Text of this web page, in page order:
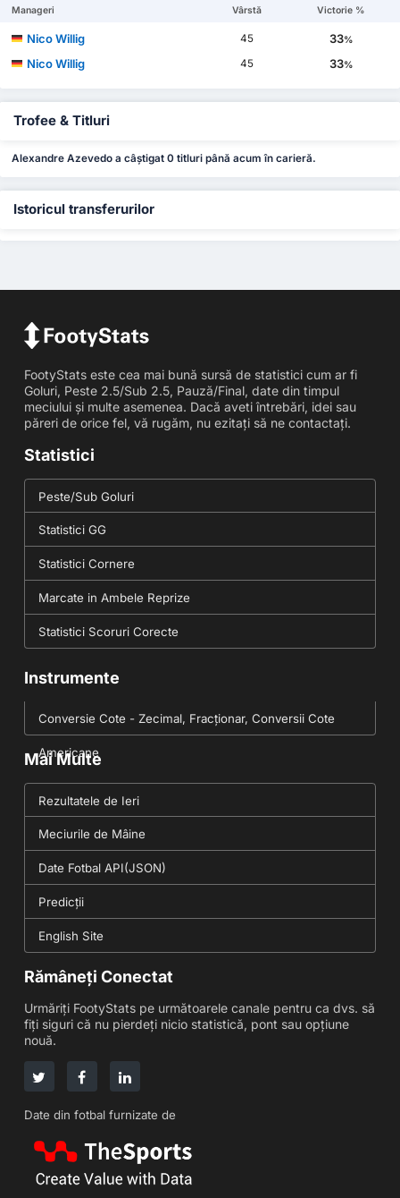
Manageri Vârstă Victorie %
Nico Willig 45 33%
Nico Willig 45 33%
Trofee & Titluri
Alexandre Azevedo a câștigat 0 titluri până acum în carieră.
Istoricul transferurilor
FootyStats este cea mai bună sursă de statistici cum ar fi
Goluri, Peste 2.5/Sub 2.5, Pauză/Final, date din timpul
meciului și multe asemenea. Dacă aveti întrebări, idei sau
păreri de orice fel, vă rugăm, nu ezitați să ne contactați.
Statistici
Peste/Sub Goluri
Statistici GG
Statistici Cornere
Marcate in Ambele Reprize
Statistici Scoruri Corecte
Instrumente
Conversie Cote - Zecimal, Fracționar, Conversii Cote
Americane
Mai Multe
Rezultatele de Ieri
Meciurile de Mâine
Date Fotbal API(JSON)
Predicții
English Site
Rămâneți Conectat
Urmăriți FootyStats pe următoarele canale pentru ca dvs. să
fiți siguri că nu pierdeți nicio statistică, pont sau opțiune
nouă.
Date din fotbal furnizate de